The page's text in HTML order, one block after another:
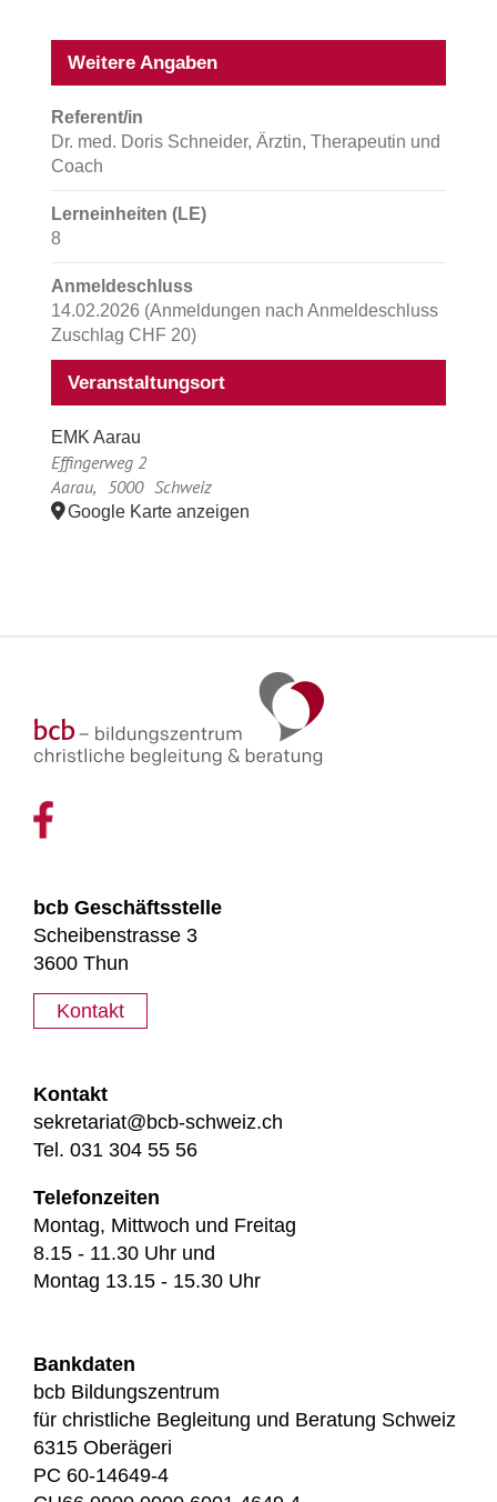
Veranstaltungsort
EMK Aarau
Effingerweg 2
Aarau, 5000 Schweiz
Google Karte anzeigen
Weitere Angaben
Referent/in
Dr. med. Doris Schneider, Ärztin, Therapeutin und
Coach
Lerneinheiten (LE)
8
Anmeldeschluss
14.02.2026 (Anmeldungen nach Anmeldeschluss
Zuschlag CHF 20)
bcb Geschäftsstelle
Scheibenstrasse 3
3600 Thun
Kontakt
Kontakt
sekretariat@bcb-schweiz.ch
Tel. 031 304 55 56
Telefonzeiten
Montag, Mittwoch und Freitag
8.15 - 11.30 Uhr und
Montag 13.15 - 15.30 Uhr
Bankdaten
bcb Bildungszentrum
für christliche Begleitung und Beratung Schweiz
6315 Oberägeri
PC 60-14649-4